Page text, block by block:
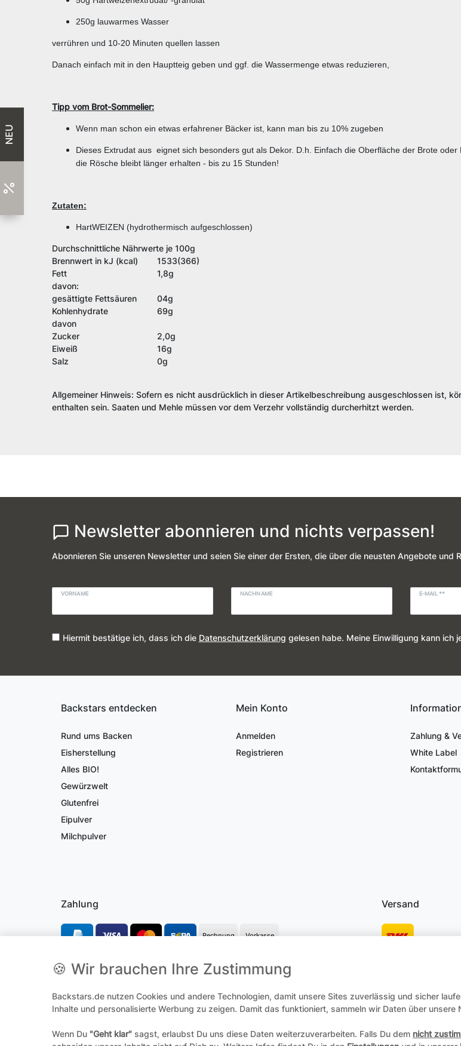
250g lauwarmes Wasser
verrühren und 10-20 Minuten quellen lassen
Danach einfach mit in den Hauptteig geben und ggf. die Wassermenge etwas reduzieren,
Tipp vom Brot-Sommelier:
Wenn man schon ein etwas erfahrener Bäcker ist, kann man bis zu 10% zugeben
Dieses Extrudat aus eignet sich besonders gut als Dekor. D.h. Einfach die Oberfläche der Brote
die Rösche bleibt länger erhalten - bis zu 15 Stunden!
Zutaten:
HartWEIZEN (hydrothermisch aufgeschlossen)
Durchschnittliche Nährwerte je 100g
Brennwert in kJ (kcal)
1533(366)
Fett
1,8g
davon:
gesättigte Fettsäuren
04g
Kohlenhydrate
69g
davon
Zucker
2,0g
Eiweiß
16g
Salz
0g
Allgemeiner Hinweis: Sofern es nicht ausdrücklich in dieser Artikelbeschreibung ausgeschlossen ist,
enthalten sein. Saaten und Mehle müssen vor dem Verzehr vollständig durcherhitzt werden.
Newsletter abonnieren und nichts verpassen!
Abonnieren Sie unseren Newsletter und seien Sie einer der Ersten, die über die neusten Angebote und
VORNAME NACHNAME E-MAIL **
Hiermit bestätige ich, dass ich die Daten­schutz­erklärung gelesen habe. Meine Einwilligung kann ich
Backstars entdecken
Rund ums Backen
Eisherstellung
Alles BIO!
Gewürzwelt
Glutenfrei
Eipulver
Milchpulver
Mein Konto
Anmelden
Registrieren
Zahlung &
White Label
Zahlung
Rechnung Vorkasse
Versand
**Hierbei handelt es sich um ein Pflichtfeld
Widerrufs­recht Zum Online-Widerruf
🍪 Wir brauchen Ihre Zustimmung
Backstars.de nutzen Cookies und andere Technologien, damit unsere Sites zuverlässig und sicher
Inhalte und personalisierte Werbung zu zeigen. Damit das funktioniert, sammeln wir Daten über
Wenn Du "Geht klar" sagst, erlaubst Du uns diese Daten weiterzuverarbeiten. Falls Du dem nicht
NEU